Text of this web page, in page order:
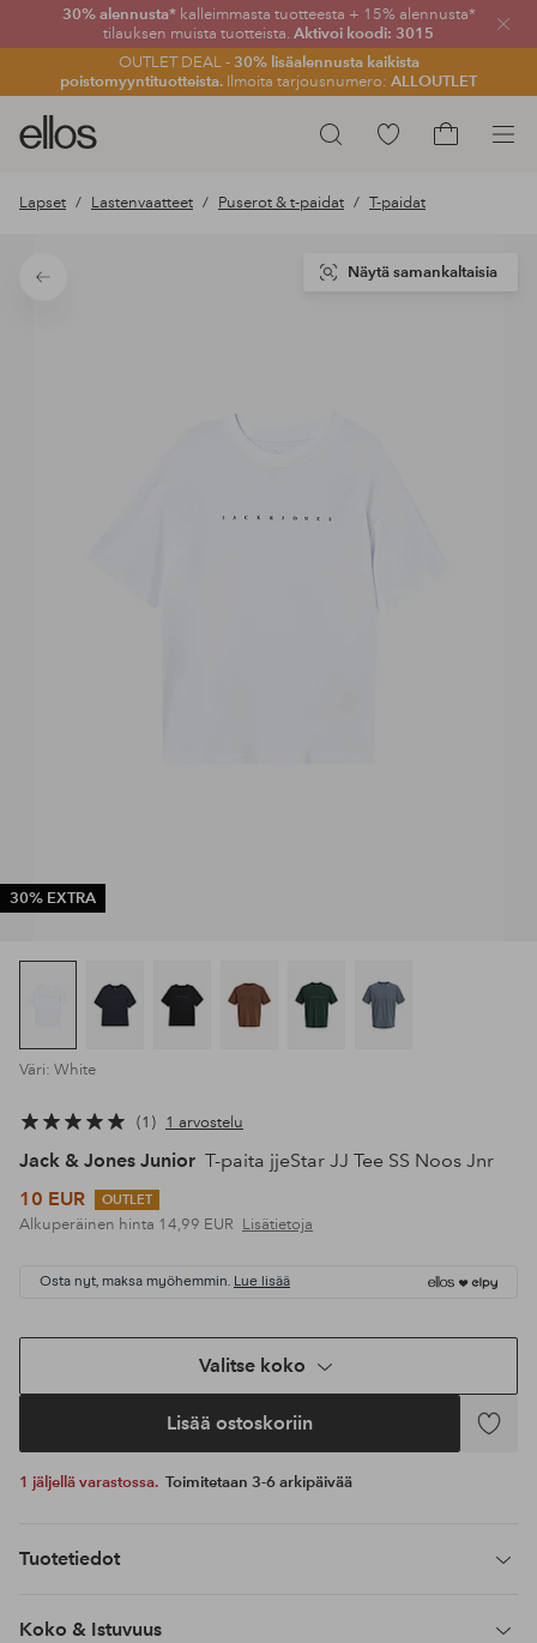
30% alennusta*kalleimmasta tuotteesta + 15% alennusta*
tilauksen muista tuotteista. Aktivoi koodi: 3015
OUTLET DEAL -30% lisäalennusta kaikista
poistomyyntituotteista. Ilmoita tarjousnumero: ALLOUTLET
Sulje
Hae
Ellos-
logo
siirry
Siirry
suosikkituotteisiin
Lapset Lastenvaatteet Puserot & t-paidat T-paidat
Takaisin
30% EXTRA
Näytä samankaltaisia
Väri: White
1 1 arvostelu
Jack & Jones Junior T-paita jjeStar JJ Tee SS Noos Jnr
10 EUR
OUTLET
Alkuperäinen hinta 14,99 EUR Lisätietoja
Osta nyt, maksa myöhemmin. Lue lisää
Valitse koko
Lisää ostoskoriin
Lisää
1 jäljellä varastossa. Toimitetaan 3-6 arkipäivää
Tuotetiedot
Koko & Istuvuus